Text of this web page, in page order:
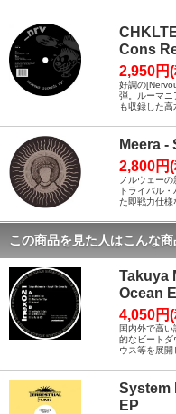
Cons
2,950円
好調の
弾。ルーマニ
も収録した高
Meera -
2,800円
ノルウェー
トライバル
た即戦力仕様
この商品を見た人はこんな
Takuya
Ocean
4,050円
国内外で高
的なビートダ
ウス等を展
System
EP